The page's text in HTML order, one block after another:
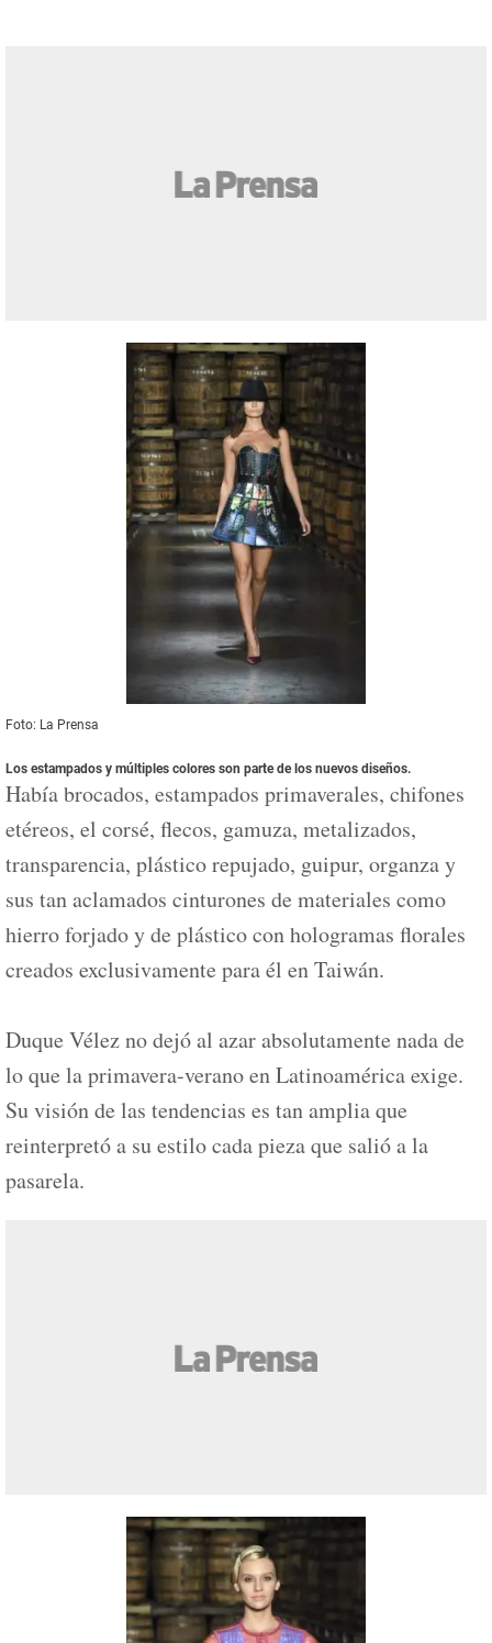
Foto: La Prensa
Los estampados y múltiples colores son parte de los nuevos diseños.
Había brocados, estampados primaverales, chifones
etéreos, el corsé, flecos, gamuza, metalizados,
transparencia, plástico repujado, guipur, organza y
sus tan aclamados cinturones de materiales como
hierro forjado y de plástico con hologramas florales
creados exclusivamente para él en Taiwán.
Duque Vélez no dejó al azar absolutamente nada de
lo que la primavera-verano en Latinoamérica exige.
Su visión de las tendencias es tan amplia que
reinterpretó a su estilo cada pieza que salió a la
pasarela.